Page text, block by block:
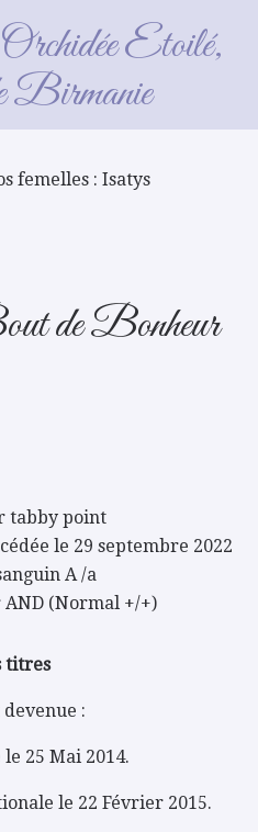
Etoilé,
Birmanie
: Isatys
femelles : Isatys
de Bonheur
tabby point
le 29 septembre 2022
A /a
(Normal +/+)
titres
:
25 Mai 2014.
le 22 Février 2015.